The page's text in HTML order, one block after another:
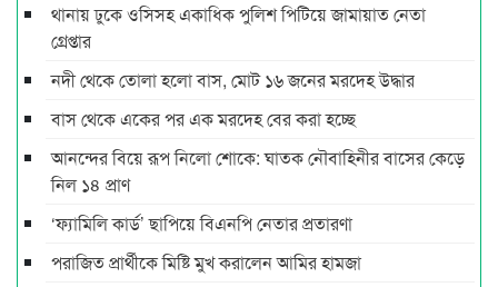
থানায় ঢুকে ওসিসহ একাধিক পুলিশ পিটিয়ে জামায়াত নেতা
গ্রেপ্তার
নদী থেকে তোলা হলো বাস, মোট ১৬ জনের মরদেহ উদ্ধার
বাস থেকে একের পর এক মরদেহ বের করা হচ্ছে
আনন্দের বিয়ে রূপ নিলো শোকে: ঘাতক নৌবাহিনীর বাসের কেড়ে
নিল ১৪ প্রাণ
‘ফ্যামিলি কার্ড’ ছাপিয়ে বিএনপি নেতার প্রতারণা
পরাজিত প্রার্থীকে মিষ্টি মুখ করালেন আমির হামজা